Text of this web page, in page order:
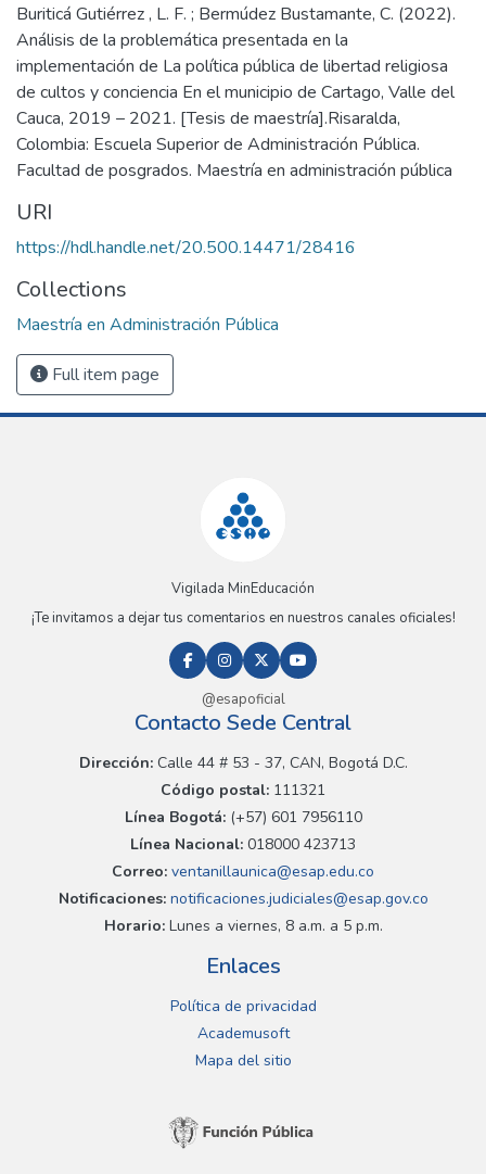
Buriticá Gutiérrez , L. F. ; Bermúdez Bustamante, C. (2022).
Análisis de la problemática presentada en la
implementación de La política pública de libertad religiosa
de cultos y conciencia En el municipio de Cartago, Valle del
Cauca, 2019 – 2021. [Tesis de maestría].Risaralda,
Colombia: Escuela Superior de Administración Pública.
Facultad de posgrados. Maestría en administración pública
URI
https://hdl.handle.net/20.500.14471/28416
Collections
Maestría en Administración Pública
Full item page
Vigilada MinEducación
¡Te invitamos a dejar tus comentarios en nuestros canales oficiales!
@esapoficial
Contacto Sede Central
Dirección:Calle 44 # 53 - 37, CAN, Bogotá D.C.
Código postal: 111321
Línea Bogotá:(+57) 601 7956110
Línea Nacional: 018000 423713
Correo: ventanillaunica@esap.edu.co
Notificaciones:notificaciones.judiciales@esap.gov.co
Horario:Lunes a viernes, 8 a.m. a 5 p.m.
Enlaces
Política de privacidad
Academusoft
Mapa del sitio